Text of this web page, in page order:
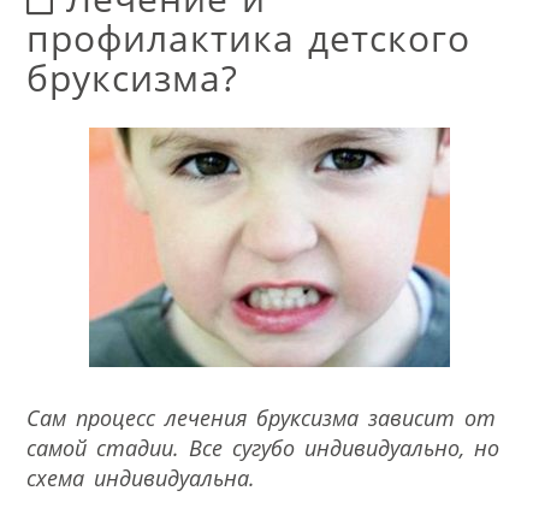
профилактика детского
бруксизма?
Сам процесс лечения бруксизма зависит от
самой стадии. Все сугубо индивидуально, но
схема индивидуальна.